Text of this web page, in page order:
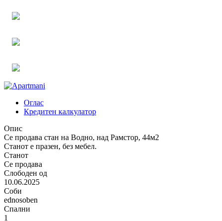
Оглас
Кредитен калкулатор
Опис
Се продава стан на Водно, над Рамстор, 44м2
Станот е празен, без мебел.
Станот
Се продава
Слободен од
10.06.2025
Соби
ednosoben
Спални
1